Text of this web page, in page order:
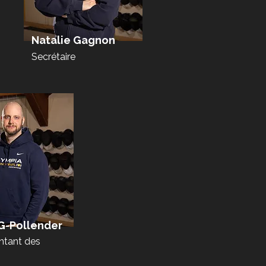
Natalie Gagnon
Secrétaire
Pollender
des